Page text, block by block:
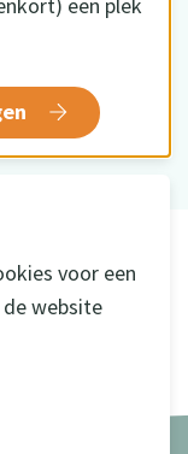
voor een
website